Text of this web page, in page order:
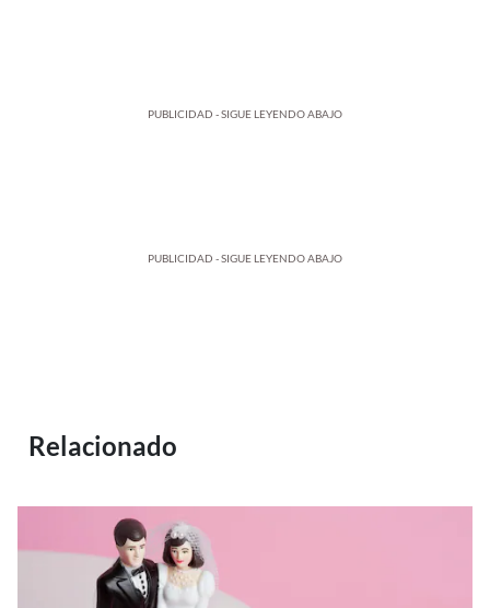
PUBLICIDAD - SIGUE LEYENDO ABAJO
PUBLICIDAD - SIGUE LEYENDO ABAJO
Relacionado